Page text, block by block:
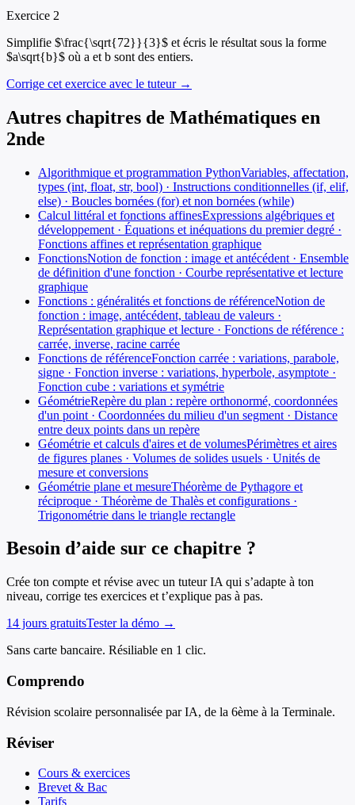
Exercice 2
Simplifie $\frac{\sqrt{72}}{3}$ et écris le résultat sous la forme
$a\sqrt{b}$ où a et b sont des entiers.
Corrige cet exercice avec le tuteur →
Autres chapitres de Mathématiques en
2nde
Algorithmique et programmation PythonVariables, affectation,
types (int, float, str, bool) · Instructions conditionnelles (if, elif,
else) · Boucles bornées (for) et non bornées (while)
Calcul littéral et fonctions affinesExpressions algébriques et
développement · Équations et inéquations du premier degré ·
Fonctions affines et représentation graphique
FonctionsNotion de fonction : image et antécédent · Ensemble
de définition d'une fonction · Courbe représentative et lecture
graphique
Fonctions : généralités et fonctions de référenceNotion de
fonction : image, antécédent, tableau de valeurs ·
Représentation graphique et lecture · Fonctions de référence :
carrée, inverse, racine carrée
Fonctions de référenceFonction carrée : variations, parabole,
signe · Fonction inverse : variations, hyperbole, asymptote ·
Fonction cube : variations et symétrie
GéométrieRepère du plan : repère orthonormé, coordonnées
d'un point · Coordonnées du milieu d'un segment · Distance
entre deux points dans un repère
Géométrie et calculs d'aires et de volumesPérimètres et aires
de figures planes · Volumes de solides usuels · Unités de
mesure et conversions
Géométrie plane et mesureThéorème de Pythagore et
réciproque · Théorème de Thalès et configurations ·
Trigonométrie dans le triangle rectangle
Besoin d’aide sur ce chapitre ?
Crée ton compte et révise avec un tuteur IA qui s’adapte à ton
niveau, corrige tes exercices et t’explique pas à pas.
14 jours gratuitsTester la démo →
Sans carte bancaire. Résiliable en 1 clic.
Comprendo
Révision scolaire personnalisée par IA, de la 6ème à la Terminale.
Réviser
Cours & exercices
Brevet & Bac
Tarifs